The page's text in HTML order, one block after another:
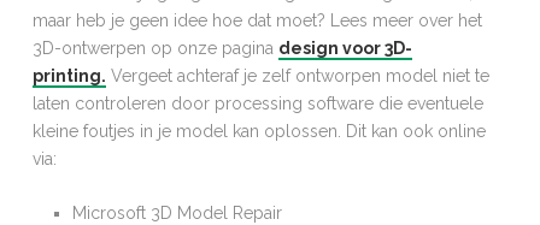
maar heb je geen idee hoe dat moet? Lees meer over het
3D-ontwerpen op onze pagina design voor 3D-
printing. Vergeet achteraf je zelf ontworpen model niet te
laten controleren door processing software die eventuele
kleine foutjes in je model kan oplossen. Dit kan ook online
via:
Microsoft 3D Model Repair